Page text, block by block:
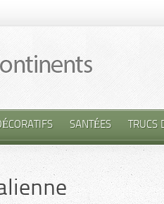
SANTÉES TRUCS